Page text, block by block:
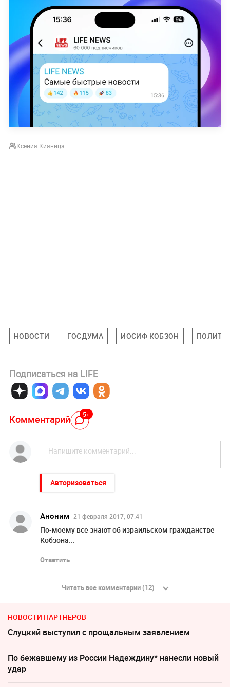
Ксения Кияница
НОВОСТИ ГОСДУМА ИОСИФ КОБЗОН
Подписаться на LIFE
Комментарий 5+
Авторизоваться
Аноним 21 февраля 2017, 07:41
По-моему все знают об израильском гражданстве
Кобзона...
Ответить
Читать все комментарии (12)
НОВОСТИ ПАРТНЕРОВ
Слуцкий выступил с прощальным заявлением
По бежавшему из России Надеждину* нанесли новый
удар